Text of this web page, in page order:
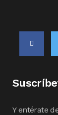
Y entérate